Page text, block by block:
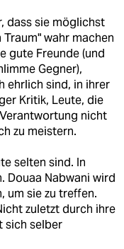
dass sie möglichst
wahr machen
gute Freunde (und
Gegner),
ehrlich sind, in ihrer
Kritik, Leute, die
nicht
zu meistern.
selten sind. In
Douaa Nabwani wird
um sie zu treffen.
zuletzt durch ihre
sich selber